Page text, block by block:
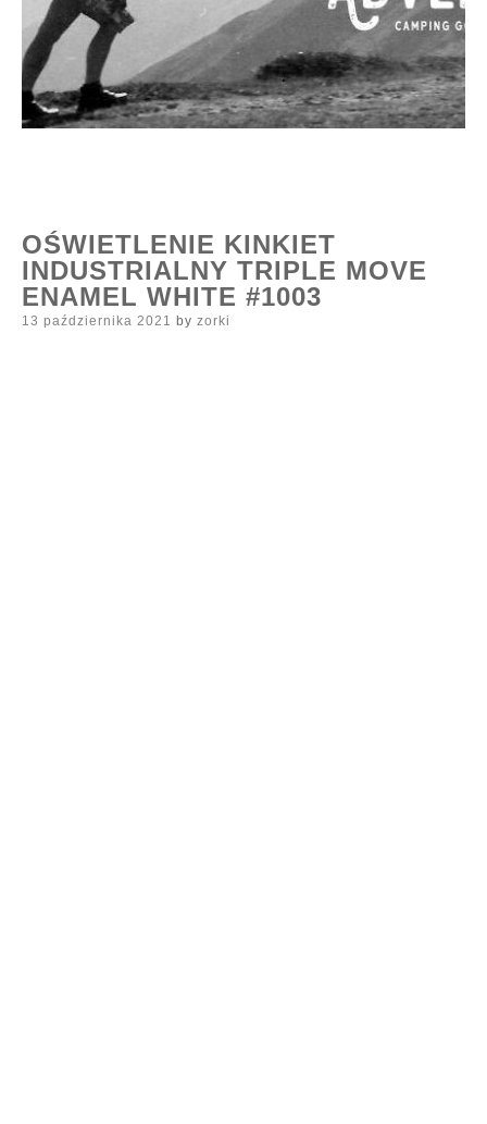
OŚWIETLENIE KINKIET
INDUSTRIALNY TRIPLE MOVE
ENAMEL WHITE #1003
Posted
13 października 2021 by zorki